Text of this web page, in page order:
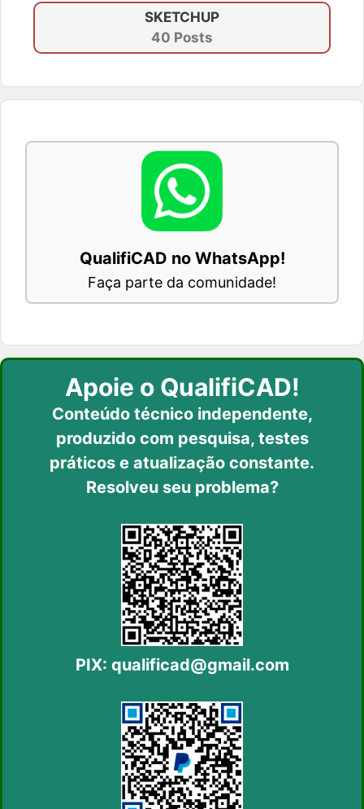
SKETCHUP
40 Posts
QualifiCAD no WhatsApp!
Faça parte da comunidade!
Apoie o QualifiCAD!
Conteúdo técnico independente,
produzido com pesquisa, testes
práticos e atualização constante.
Resolveu seu problema?
PIX: qualificad@gmail.com